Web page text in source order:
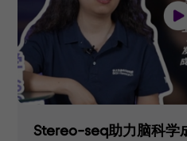
Stereo-seq助力脑科学